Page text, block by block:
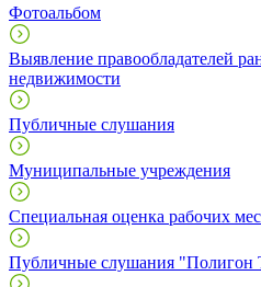
Фотоальбом
Выявление правообладателей
недвижимости
Публичные слушания
Муниципальные учреждения
Специальная оценка рабочих
Публичные слушания